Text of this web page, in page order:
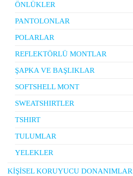
ÖNLÜKLER
PANTOLONLAR
POLARLAR
REFLEKTÖRLÜ MONTLAR
ŞAPKA VE BAŞLIKLAR
SOFTSHELL MONT
SWEATSHIRTLER
TSHIRT
TULUMLAR
YELEKLER
KİŞİSEL KORUYUCU DONANIMLAR